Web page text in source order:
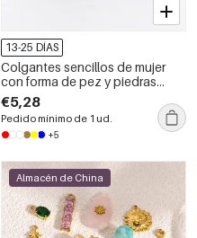
13-25 DÍAS
Colgantes sencillos de mujer
con forma de pez y piedras
naturales, hechos a mano.
€5,28
Pedido mínimo de 1 ud.
+5
Almacén de China